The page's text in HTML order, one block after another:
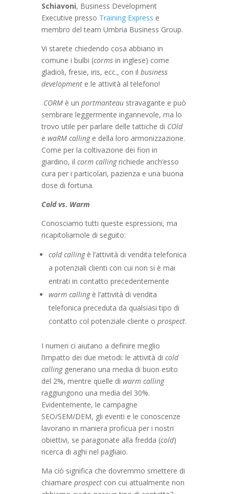
Schiavoni, Business Development
Executive presso Training Express e
membro del team Umbria Business Group.
Vi starete chiedendo cosa abbiano in
comune i bulbi (cormsin inglese) come
gladioli, fresie, iris, ecc., con il business
developmente le attività al telefono!
CORMè un portmanteaustravagante e può
sembrare leggermente ingannevole, ma lo
trovo utile per parlare delle tattiche di COld
e waRM callinge della loro armonizzazione.
Come per la coltivazione dei fiori in
giardino, il corm callingrichiede anch’esso
cura per i particolari, pazienza e una buona
dose di fortuna.
Cold vs. Warm
Conosciamo tutti queste espressioni, ma
ricapitoliamole di seguito:
cold callingè l’attività di vendita telefonica
a potenziali clienti con cui non si è mai
entrati in contatto precedentemente
warm callingè l’attività di vendita
telefonica preceduta da qualsiasi tipo di
contatto col potenziale cliente o prospect.
I numeri ci aiutano a definire meglio
l’impatto dei due metodi: le attività di cold
callinggenerano una media di buon esito
del 2%, mentre quelle di warm calling
raggiungono una media del 30%.
Evidentemente, le campagne
SEO/SEM/DEM, gli eventi e le conoscenze
lavorano in maniera proficua per i nostri
obiettivi, se paragonate alla fredda (cold)
ricerca di aghi nel pagliaio.
Ma ciò significa che dovremmo smettere di
chiamare prospectcon cui attualmente non